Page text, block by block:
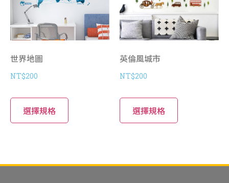
世界地圖
NT$200
選擇規格
英倫風城市
NT$200
選擇規格